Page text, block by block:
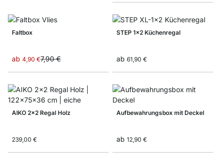
Faltbox
ab 4,90 €7,90 €
STEP 1x2 Küchenregal
ab 61,90 €
AIKO 2x2 Regal Holz
239,00 €
Aufbewahrungsbox mit Deckel
ab 12,90 €